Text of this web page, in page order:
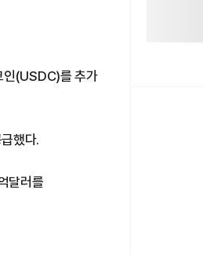
(USDC)를 추가
했다.
달러를